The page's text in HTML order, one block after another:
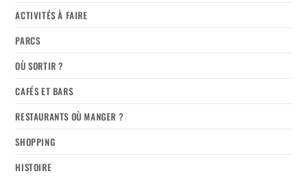
ACTIVITÉS À FAIRE
PARCS
OÙ SORTIR ?
CAFÉS ET BARS
RESTAURANTS OÙ MANGER ?
SHOPPING
HISTOIRE